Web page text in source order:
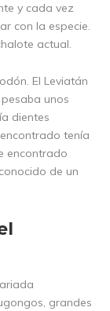
y cada vez
con la especie.
actual.
El Leviatán
unos
dientes
tenía
encontrado
de un
grandes